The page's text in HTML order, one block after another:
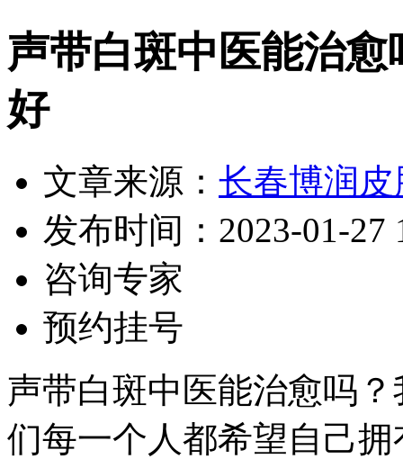
声带白斑中医能治
好
文章来源： 长春博润
发布时间：2023-01-27
咨询专家
预约挂号
声带白斑中医能治愈吗
们每一个人都希望自己